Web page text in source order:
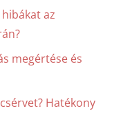
az
megértése és
Hatékony